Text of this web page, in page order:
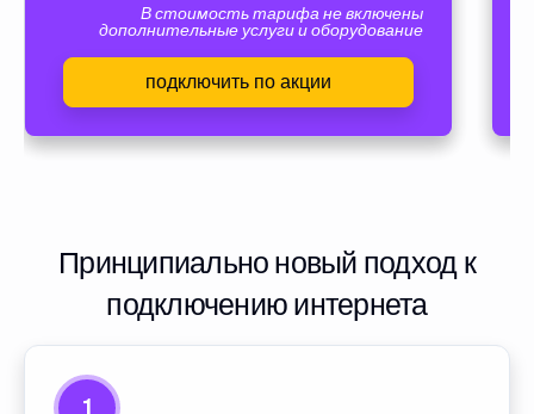
В стоимость тарифа не включены
дополнительные услуги и оборудование
подключить по акции
Принципиально новый подход к
подключению интернета